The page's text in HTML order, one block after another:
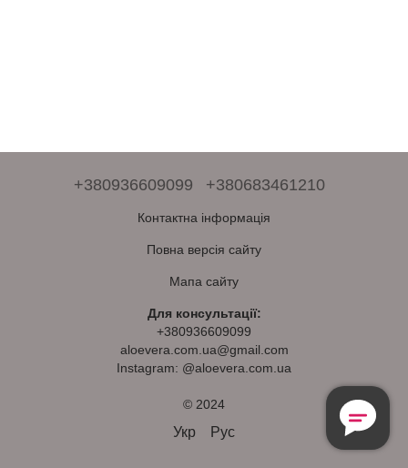
+380936609099 +380683461210
Контактна інформація
Повна версія сайту
Мапа сайту
Для консультації:
+380936609099
aloevera.com.ua@gmail.com
Instagram: @aloevera.com.ua
© 2024
Укр Рус
Безкоштовна
Консультація